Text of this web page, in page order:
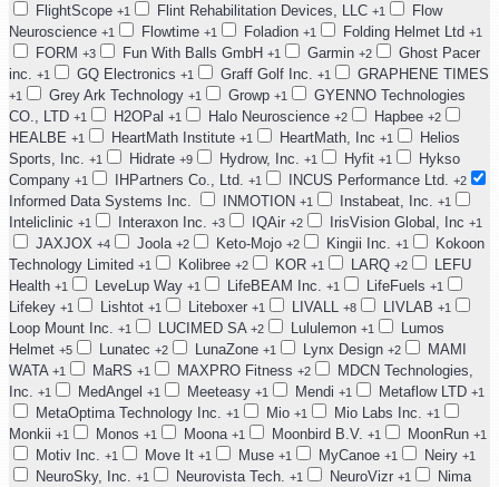
FlightScope +1 Flint Rehabilitation Devices, LLC +1
Flow
Neuroscience +1 Flowtime +1 Foladion +1 Folding Helmet Ltd +1
FORM +3 Fun With Balls GmbH +1 Garmin +2
Ghost Pacer
inc. +1 GQ Electronics +1 Graff Golf Inc. +1 GRAPHENE TIMES
+1 Grey Ark Technology +1 Growp +1
GYENNO Technologies
CO., LTD +1 H2OPal +1 Halo Neuroscience +2 Hapbee +2
HEALBE +1 HeartMath Institute +1 HeartMath, Inc +1
Helios
Sports, Inc. +1 Hidrate +9 Hydrow, Inc. +1 Hyfit +1
Hykso
Company +1 IHPartners Co., Ltd. +1 INCUS Performance Ltd. +2
Informed Data Systems Inc. INMOTION +1 Instabeat, Inc. +1
Inteliclinic +1 Interaxon Inc. +3 IQAir +2 IrisVision Global, Inc +1
JAXJOX +4 Joola +2 Keto-Mojo +2 Kingii Inc. +1
Kokoon
Technology Limited +1 Kolibree +2 KOR +1 LARQ +2
LEFU
Health +1 LeveLup Way +1 LifeBEAM Inc. +1 LifeFuels +1
Lifekey +1 Lishtot +1 Liteboxer +1 LIVALL +8 LIVLAB +1
Loop Mount Inc. +1 LUCIMED SA +2 Lululemon +1
Lumos
Helmet +5 Lunatec +2 LunaZone +1 Lynx Design +2
MAMI
WATA +1 MaRS +1 MAXPRO Fitness +2
MDCN Technologies,
Inc. +1 MedAngel +1 Meeteasy +1 Mendi +1 Metaflow LTD +1
MetaOptima Technology Inc. +1 Mio +1 Mio Labs Inc. +1
Monkii +1 Monos +1 Moona +1 Moonbird B.V. +1 MoonRun +1
Motiv Inc. +1 Move It +1 Muse +1 MyCanoe +1 Neiry +1
NeuroSky, Inc. +1 Neurovista Tech. +1 NeuroVizr +1
Nima